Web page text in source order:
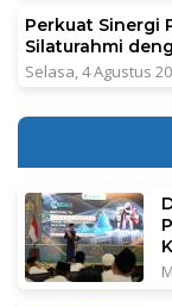
Perkuat Sinergi
Silaturahmi
Selasa, 4 Agustus